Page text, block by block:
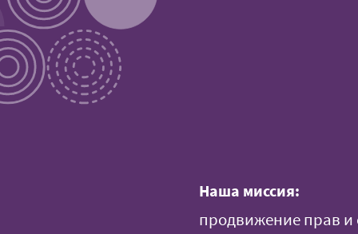
Наша миссия:
продвижение прав и